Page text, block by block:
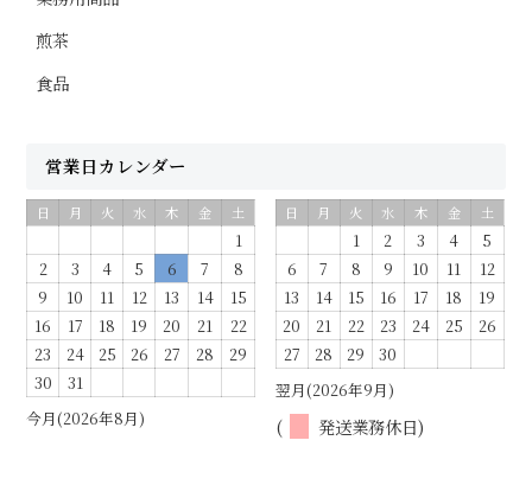
煎茶
食品
営業日カレンダー
今月(2026年8月)
日 月 火 水 木 金 土
1
2
3 4 5 6 7
8
9
10 11 12 13 14
15
16
17 18 19 20 21
22
23
24 25 26 27 28
29
30
31 翌月(2026年9月)
日 月 火 水 木 金 土
1 2 3 4
5
6
7 8 9 10 11
12
13
14 15 16 17 18
19
20
21 22 23 24 25
26
27
28 29 30
( 発送業務休日)